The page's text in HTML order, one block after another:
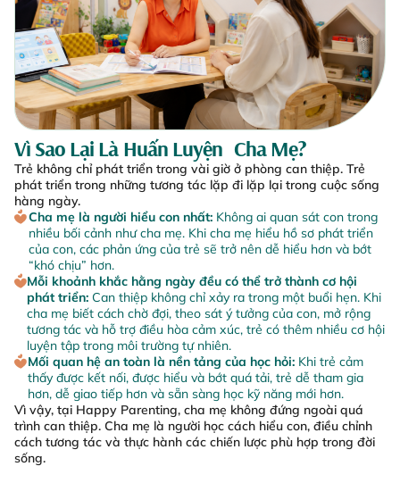
Vì Sao Lại Là Huấn Luyện Cha Mẹ?
Trẻ không chỉ phát triển trong vài giờ ở phòng can thiệp. Trẻ
phát triển trong những tương tác lặp đi lặp lại trong cuộc sống
hàng ngày.
Cha mẹ là người hiểu con nhất: Không ai quan sát con trong
nhiều bối cảnh như cha mẹ. Khi cha mẹ hiểu hồ sơ phát triển
của con, các phản ứng của trẻ sẽ trở nên dễ hiểu hơn và bớt
“khó chịu” hơn.
Mỗi khoảnh khắc hằng ngày đều có thể trở thành cơ hội
phát triển: Can thiệp không chỉ xảy ra trong một buổi hẹn. Khi
cha mẹ biết cách chờ đợi, theo sát ý tưởng của con, mở rộng
tương tác và hỗ trợ điều hòa cảm xúc, trẻ có thêm nhiều cơ hội
luyện tập trong môi trường tự nhiên.
Mối quan hệ an toàn là nền tảng của học hỏi: Khi trẻ cảm
thấy được kết nối, được hiểu và bớt quá tải, trẻ dễ tham gia
hơn, dễ giao tiếp hơn và sẵn sàng học kỹ năng mới hơn.
Vì vậy, tại Happy Parenting, cha mẹ không đứng ngoài quá
trình can thiệp. Cha mẹ là người học cách hiểu con, điều chỉnh
cách tương tác và thực hành các chiến lược phù hợp trong đời
sống.